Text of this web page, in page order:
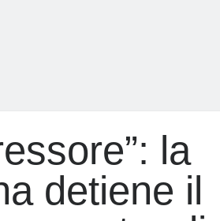
la
detiene il